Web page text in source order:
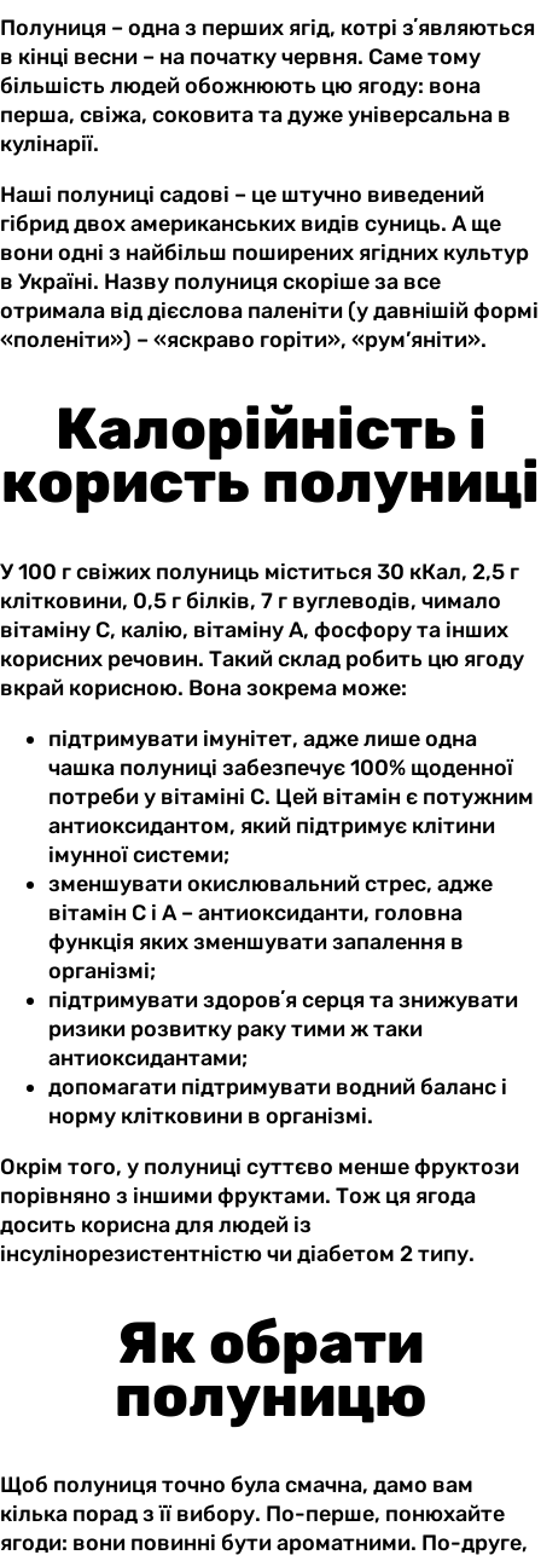
Полуниця – одна з перших ягід, котрі зʼявляються
в кінці весни – на початку червня. Саме тому
більшість людей обожнюють цю ягоду: вона
перша, свіжа, соковита та дуже універсальна в
кулінарії.
Наші полуниці садові – це штучно виведений
гібрид двох американських видів суниць. А ще
вони одні з найбільш поширених ягідних культур
в Україні. Назву полуниця скоріше за все
отримала від дієслова паленіти (у давнішій формі
«поленіти») – «яскраво горіти», «рум’яніти».
Калорійність і
користь полуниці
У 100 г свіжих полуниць міститься 30 кКал, 2,5 г
клітковини, 0,5 г білків, 7 г вуглеводів, чимало
вітаміну С, калію, вітаміну А, фосфору та інших
корисних речовин. Такий склад робить цю ягоду
вкрай корисною. Вона зокрема може:
підтримувати імунітет, адже лише одна
чашка полуниці забезпечує 100% щоденної
потреби у вітаміні С. Цей вітамін є потужним
антиоксидантом, який підтримує клітини
імунної системи;
зменшувати окислювальний стрес, адже
вітамін С і А – антиоксиданти, головна
функція яких зменшувати запалення в
організмі;
підтримувати здоровʼя серця та знижувати
ризики розвитку раку тими ж таки
антиоксидантами;
допомагати підтримувати водний баланс і
норму клітковини в організмі.
Окрім того, у полуниці суттєво менше фруктози
порівняно з іншими фруктами. Тож ця ягода
досить корисна для людей із
інсулінорезистентністю чи діабетом 2 типу.
Як обрати
полуницю
Щоб полуниця точно була смачна, дамо вам
кілька порад з її вибору. По-перше, понюхайте
ягоди: вони повинні бути ароматними. По-друге,